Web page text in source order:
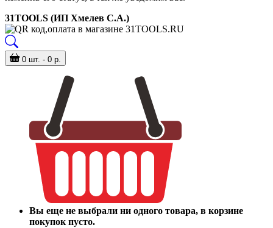
31TOOLS (ИП Хмелев С.А.)
0 шт. - 0 р.
Вы еще не выбрали ни одного товара, в корзине
покупок пусто.